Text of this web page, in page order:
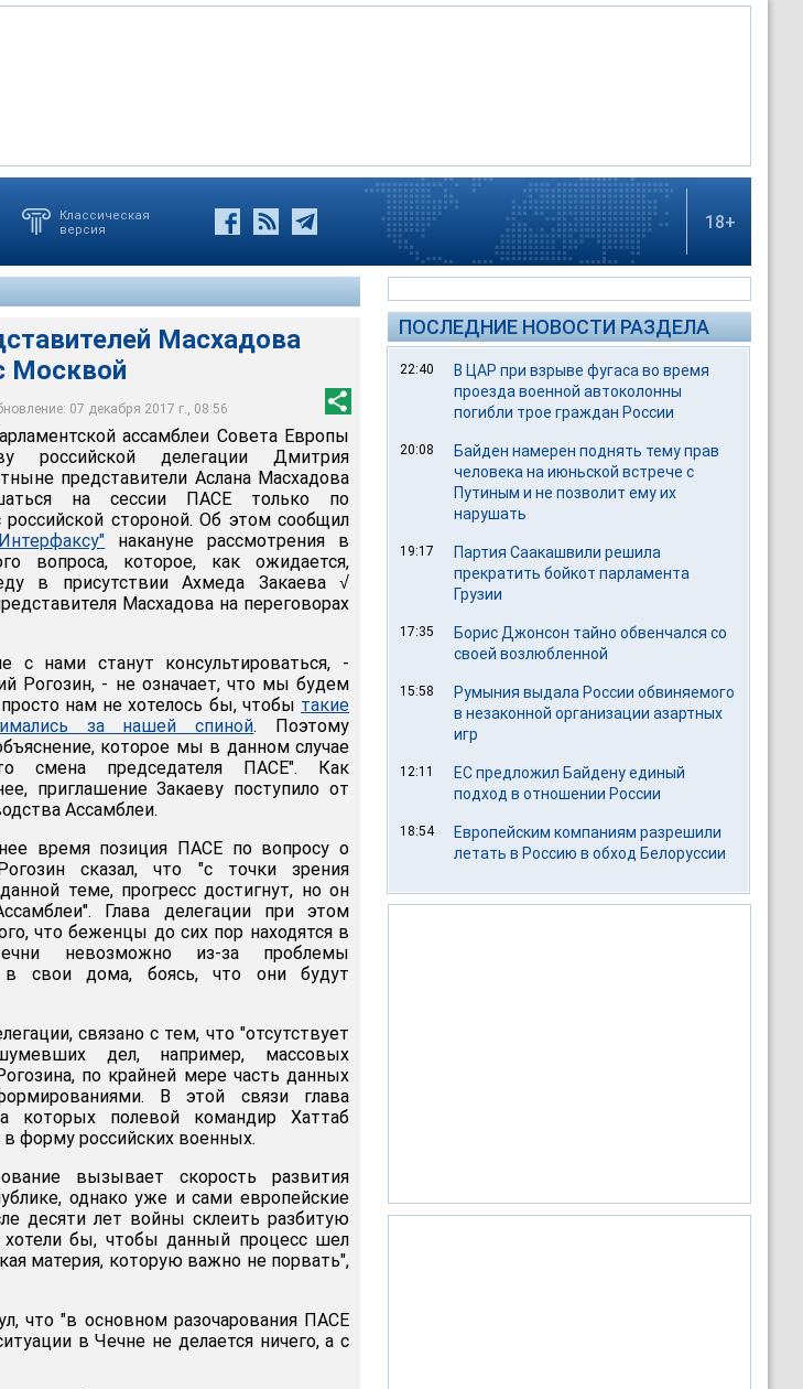
Классическая
версия
18+
Масхадова
Москвой
07 декабря 2017 г., 08:56
только после консультаций с
ожидается, пройдет в среду в
не означает, что мы
вопроса о Чечне на сессии ПАСЕ
Джадд
ассамблеи Совета Европы
российской делегации Дмитрия
представители Аслана Масхадова
на сессии ПАСЕ только по
российской стороной. Об этом сообщил
накануне рассмотрения в
вопроса, которое, как ожидается,
в присутствии Ахмеда Закаева √
Масхадова на переговорах
с нами станут консультироваться, -
Рогозин, - не означает, что мы будем
нам не хотелось бы, чтобы такие
за нашей спиной. Поэтому
которое мы в данном случае
смена председателя ПАСЕ". Как
приглашение Закаеву поступило от
Ассамблеи.
время позиция ПАСЕ по вопросу о
сказал, что "с точки зрения
теме, прогресс достигнут, но он
Глава делегации при этом
что беженцы до сих пор находятся в
невозможно из-за проблемы
в свои дома, боясь, что они будут
связано с тем, что "отсутствует
дел, например, массовых
по крайней мере часть данных
В этой связи глава
которых полевой командир Хаттаб
форму российских военных.
вызывает скорость развития
однако уже и сами европейские
десяти лет войны склеить разбитую
бы, чтобы данный процесс шел
материя, которую важно не порвать",
что "в основном разочарования ПАСЕ
в Чечне не делается ничего, а с
ПОСЛЕДНИЕ НОВОСТИ РАЗДЕЛА
22:40
В ЦАР при взрыве фугаса во время
проезда военной автоколонны
погибли трое граждан России
20:08
Байден намерен поднять тему прав
человека на июньской встрече с
Путиным и не позволит ему их
нарушать
19:17
Партия Саакашвили решила
прекратить бойкот парламента
Грузии
17:35
Борис Джонсон тайно обвенчался со
своей возлюбленной
15:58
Румыния выдала России обвиняемого
в незаконной организации азартных
игр
12:11
ЕС предложил Байдену единый
подход в отношении России
18:54
Европейским компаниям разрешили
летать в Россию в обход Белоруссии